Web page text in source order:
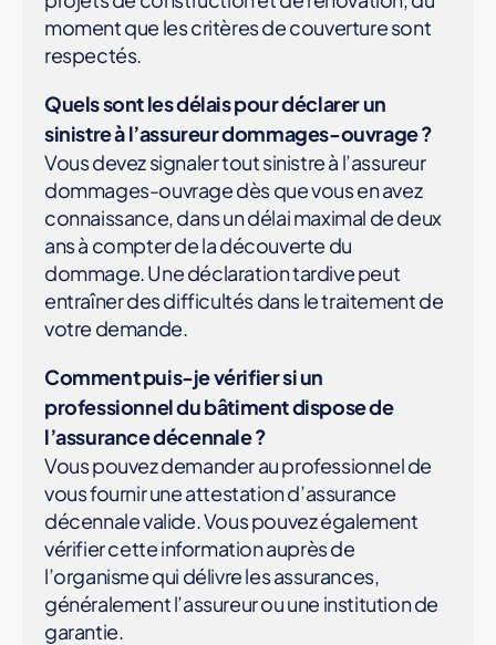
moment que les critères de couverture sont
respectés.
Quels sont les délais pour déclarer un
sinistre à l’assureur dommages-ouvrage ?
Vous devez signaler tout sinistre à l’assureur
dommages-ouvrage dès que vous en avez
connaissance, dans un délai maximal de deux
ans à compter de la découverte du
dommage. Une déclaration tardive peut
entraîner des difficultés dans le traitement de
votre demande.
Comment puis-je vérifier si un
professionnel du bâtiment dispose de
l’assurance décennale ?
Vous pouvez demander au professionnel de
vous fournir une attestation d’assurance
décennale valide. Vous pouvez également
vérifier cette information auprès de
l’organisme qui délivre les assurances,
généralement l’assureur ou une institution de
garantie.